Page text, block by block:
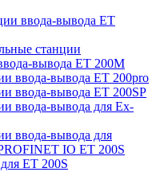
ввода-вывода ET
станции
вывода ET 200M
ввода-вывода ET 200pro
ввода-вывода ET 200SP
ввода-вывода для Ex-
ввода-вывода для
IO ET 200S
ET 200S